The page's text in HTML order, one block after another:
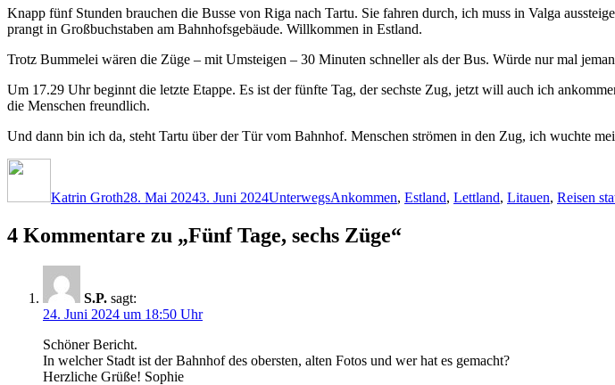
Knapp fünf Stunden brauchen die Busse von Riga nach Tartu. Sie fahren durch, ich muss in Valga
prangt in Großbuchstaben am Bahnhofsgebäude. Willkommen in Estland.
Trotz Bummelei wären die Züge – mit Umsteigen – 30 Minuten schneller als der Bus. Würde nur mal
Um 17.29 Uhr beginnt die letzte Etappe. Es ist der fünfte Tag, der sechste Zug, jetzt will auch ich
die Menschen freundlich.
Und dann bin ich da, steht Tartu über der Tür vom Bahnhof. Menschen strömen in den Zug, ich wuchte
Katrin Groth28. Mai 20243. Juni 2024UnterwegsAnkommen, Estland, Lettland, Litauen, Reisen
4 Kommentare zu „Fünf Tage, sechs Züge“
S.P. sagt:
24. Juni 2024 um 18:50 Uhr
Schöner Bericht.
In welcher Stadt ist der Bahnhof des obersten, alten Fotos und wer hat es gemacht?
Herzliche Grüße! Sophie